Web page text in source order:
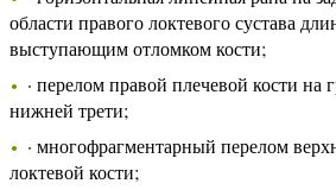
области правого локтевого сустава
выступающим отломком кости;
· перелом правой плечевой кости на
нижней трети;
· многофрагментарный перелом
локтевой кости;